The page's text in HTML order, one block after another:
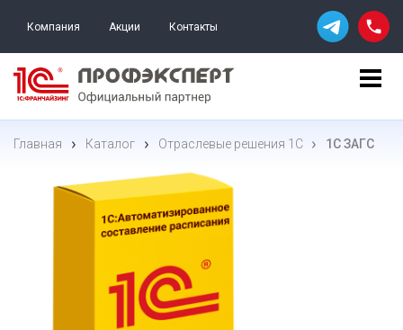
Компания Акции Контакты
Главная Каталог Отраслевые решения 1С 1С ЗАГС